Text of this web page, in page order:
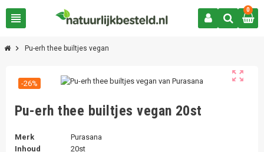
view_headline
0
chevron_right Pu-erh thee builtjes vegan
zoom_out_map
-26%
Pu-erh thee builtjes vegan 20st
Merk
Purasana
Inhoud
20st